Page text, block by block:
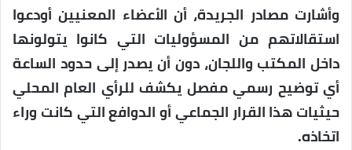
وأشارت مصادر الجريدة، أن الأعضاء المعنيين أودعوا
استقالاتهم من المسؤوليات التي كانوا يتولونها
داخل المكتب واللجان، دون أن يصدر إلى حدود الساعة
أي توضيح رسمي مفصل يكشف للرأي العام المحلي
حيثيات هذا القرار الجماعي أو الدوافع التي كانت وراء
اتخاذه.